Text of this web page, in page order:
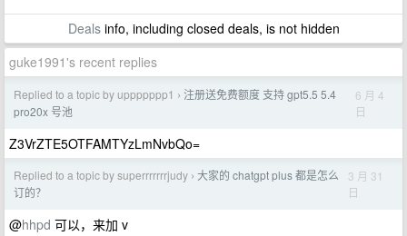
Dealsinfo, including closed deals, is not hidden
guke1991's recent replies
Replied to a topic by uppppppp1 › 注册送免费额度 支持 gpt5.5 5.4
pro20x 号池
6 月 4
日
Z3VrZTE5OTFAMTYzLmNvbQo=
Replied to a topic by superrrrrrrjudy › 大家的 chatgpt plus 都是怎么
订的？
3 月 31
日
@hhpd 可以，来加 v